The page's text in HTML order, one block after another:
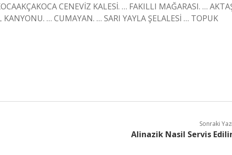
CENEVİZ KALESİ. … FAKILLI MAĞARASI. …
… CUMAYAN. … SARI YAYLA ŞELALESİ … TOPUK
Sonraki Yazı
Alinazik Nasil Servis